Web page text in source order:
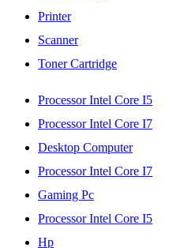
Printer
Scanner
Toner Cartridge
Processor Intel Core I5
Processor Intel Core I7
Desktop Computer
Processor Intel Core I7
Gaming Pc
Processor Intel Core I5
Hp